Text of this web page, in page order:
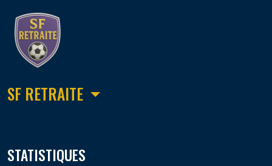
SF RETRAITE
STATISTIQUES